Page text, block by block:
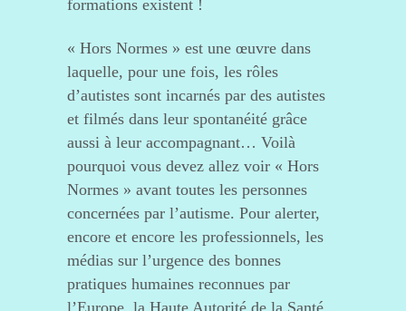
formations existent !
« Hors Normes » est une œuvre dans
laquelle, pour une fois, les rôles
d’autistes sont incarnés par des autistes
et filmés dans leur spontanéité grâce
aussi à leur accompagnant… Voilà
pourquoi vous devez allez voir « Hors
Normes » avant toutes les personnes
concernées par l’autisme. Pour alerter,
encore et encore les professionnels, les
médias sur l’urgence des bonnes
pratiques humaines reconnues par
l’Europe, la Haute Autorité de la Santé,